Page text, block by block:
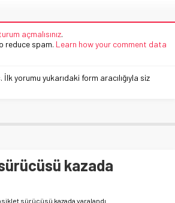
açmalısınız.
reduce spam. Learn how your comment data
İlk yorumu yukarıdaki form aracılığıyla siz
kazada
sürücüsü kazada yaralandı